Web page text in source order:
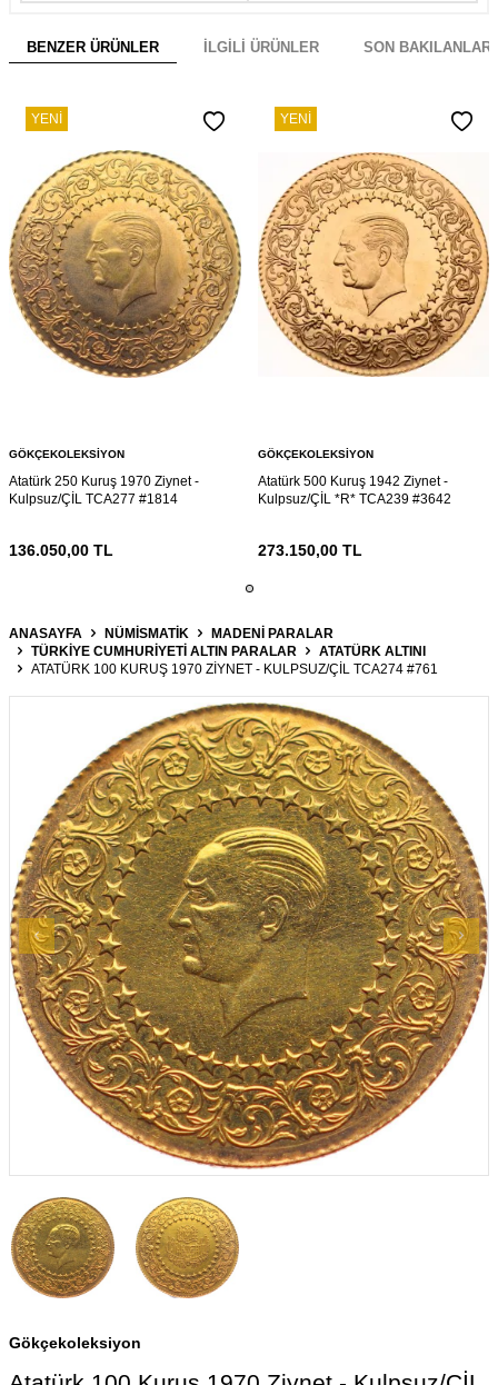
BENZER ÜRÜNLER İLGILI ÜRÜNLER SON BAKILANLAR
YENI
GÖKÇEKOLEKSIYON
Atatürk 250 Kuruş 1970 Ziynet -
Kulpsuz/ÇİL TCA277 #1814
136.050,00 TL
YENI
GÖKÇEKOLEKSIYON
Atatürk 500 Kuruş 1942 Ziynet -
Kulpsuz/ÇİL *R* TCA239 #3642
273.150,00TL
ANASAYFA NÜMİSMATİK
MADENI PARALAR
TÜRKIYE CUMHURIYETI ALTIN PARALAR
ATATÜRK ALTINI
ATATÜRK 100 KURUŞ 1970 ZIYNET - KULPSUZ/ÇİL TCA274 #761
Gökçekoleksiyon